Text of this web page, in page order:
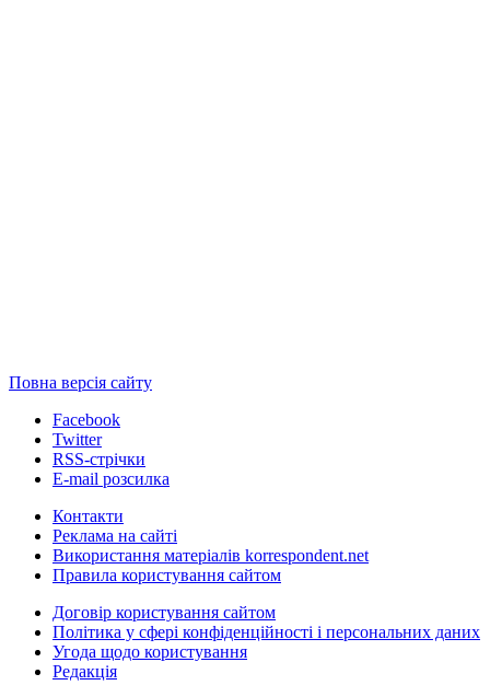
Повна версія сайту
Facebook
Twitter
RSS-стрічки
E-mail розсилка
Контакти
Реклама на сайті
Використання матеріалів korrespondent.net
Правила користування сайтом
Договір користування сайтом
Політика у сфері конфіденційності і персональних даних
Угода щодо користування
Редакція